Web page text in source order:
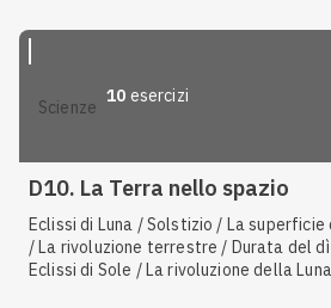
scienze
10 esercizi
D10. La Terra nello spazio
Eclissi di Luna / Solstizio / La
/ La rivoluzione terrestre / Durata del
Eclissi di Sole / La rivoluzione della